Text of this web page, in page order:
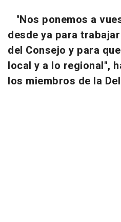
"Nos ponemos a
desde ya para
del Consejo y para
local y a lo regional",
los miembros de la